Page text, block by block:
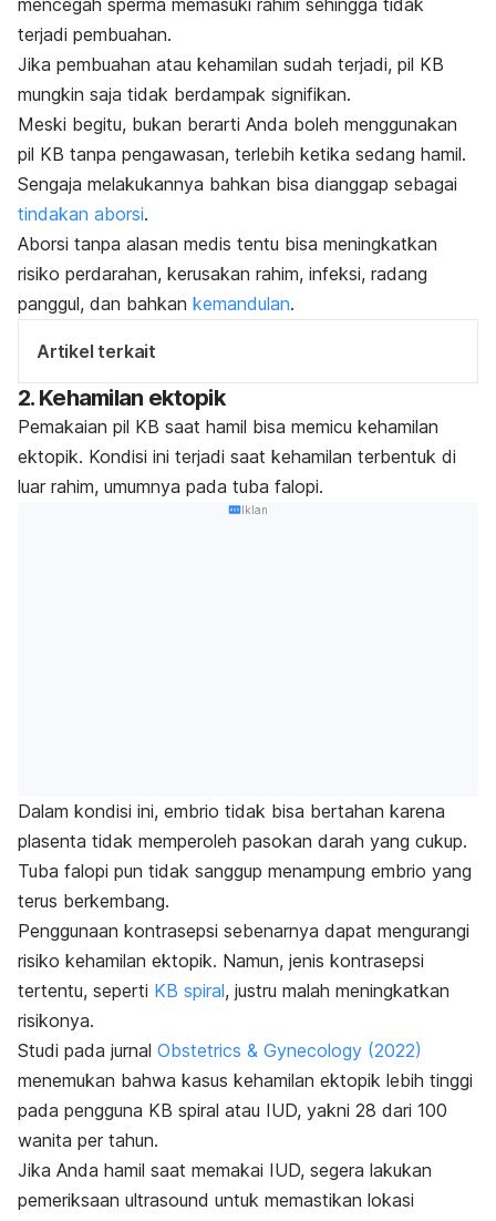
mencegah sperma memasuki rahim sehingga tidak
terjadi pembuahan.
Jika pembuahan atau kehamilan sudah terjadi, pil KB
mungkin saja tidak berdampak signifikan.
Meski begitu, bukan berarti Anda boleh menggunakan
pil KB tanpa pengawasan, terlebih ketika sedang hamil.
Sengaja melakukannya bahkan bisa dianggap sebagai
tindakan aborsi.
Aborsi tanpa alasan medis tentu bisa meningkatkan
risiko perdarahan, kerusakan rahim, infeksi, radang
panggul, dan bahkan kemandulan.
Artikel terkait
2. Kehamilan ektopik
Pemakaian pil KB saat hamil bisa memicu kehamilan
ektopik. Kondisi ini terjadi saat kehamilan terbentuk di
luar rahim, umumnya pada tuba falopi.
Iklan
Dalam kondisi ini, embrio tidak bisa bertahan karena
plasenta tidak memperoleh pasokan darah yang cukup.
Tuba falopi pun tidak sanggup menampung embrio yang
terus berkembang.
Penggunaan kontrasepsi sebenarnya dapat mengurangi
risiko kehamilan ektopik. Namun, jenis kontrasepsi
tertentu, seperti KB spiral, justru malah meningkatkan
risikonya.
Studi pada jurnal Obstetrics & Gynecology (2022)
menemukan bahwa kasus kehamilan ektopik lebih tinggi
pada pengguna KB spiral atau IUD, yakni 28 dari 100
wanita per tahun.
Jika Anda hamil saat memakai IUD, segera lakukan
pemeriksaan ultrasound untuk memastikan lokasi